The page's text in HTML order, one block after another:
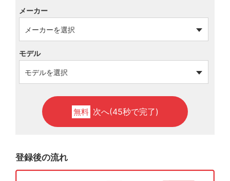
メーカー
モデル
無料 次へ(45秒で完了)
登録後の流れ